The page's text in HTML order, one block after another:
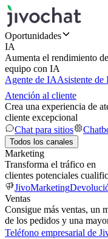
Oportunidades
IA
Aumenta el rendimiento
equipo con IA
Agente de IAAsistente de
Atención al cliente
Crea una experiencia de
cliente excepcional
Chat para sitios
Todos los canales
Marketing
Transforma el tráfico en
clientes potenciales
JivoMarketing
Ventas
Consigue más ventas, un
de los pedidos y una
Teléfono empresarial de